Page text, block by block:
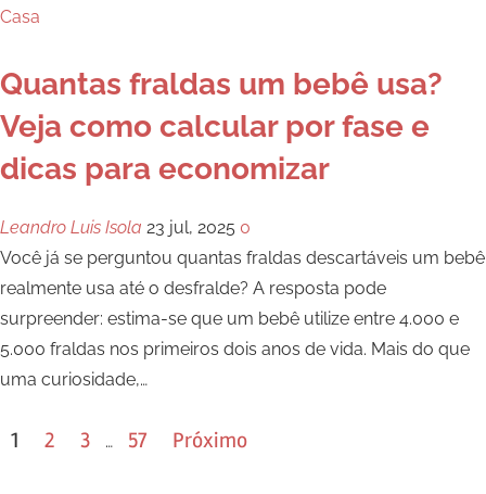
Casa
Quantas fraldas um bebê usa?
Veja como calcular por fase e
dicas para economizar
Leandro Luis Isola 23 jul, 2025 0
Você já se perguntou quantas fraldas descartáveis um bebê
realmente usa até o desfralde? A resposta pode
surpreender: estima-se que um bebê utilize entre 4.000 e
5.000 fraldas nos primeiros dois anos de vida. Mais do que
uma curiosidade,…
1 2 3 … 57 Próximo